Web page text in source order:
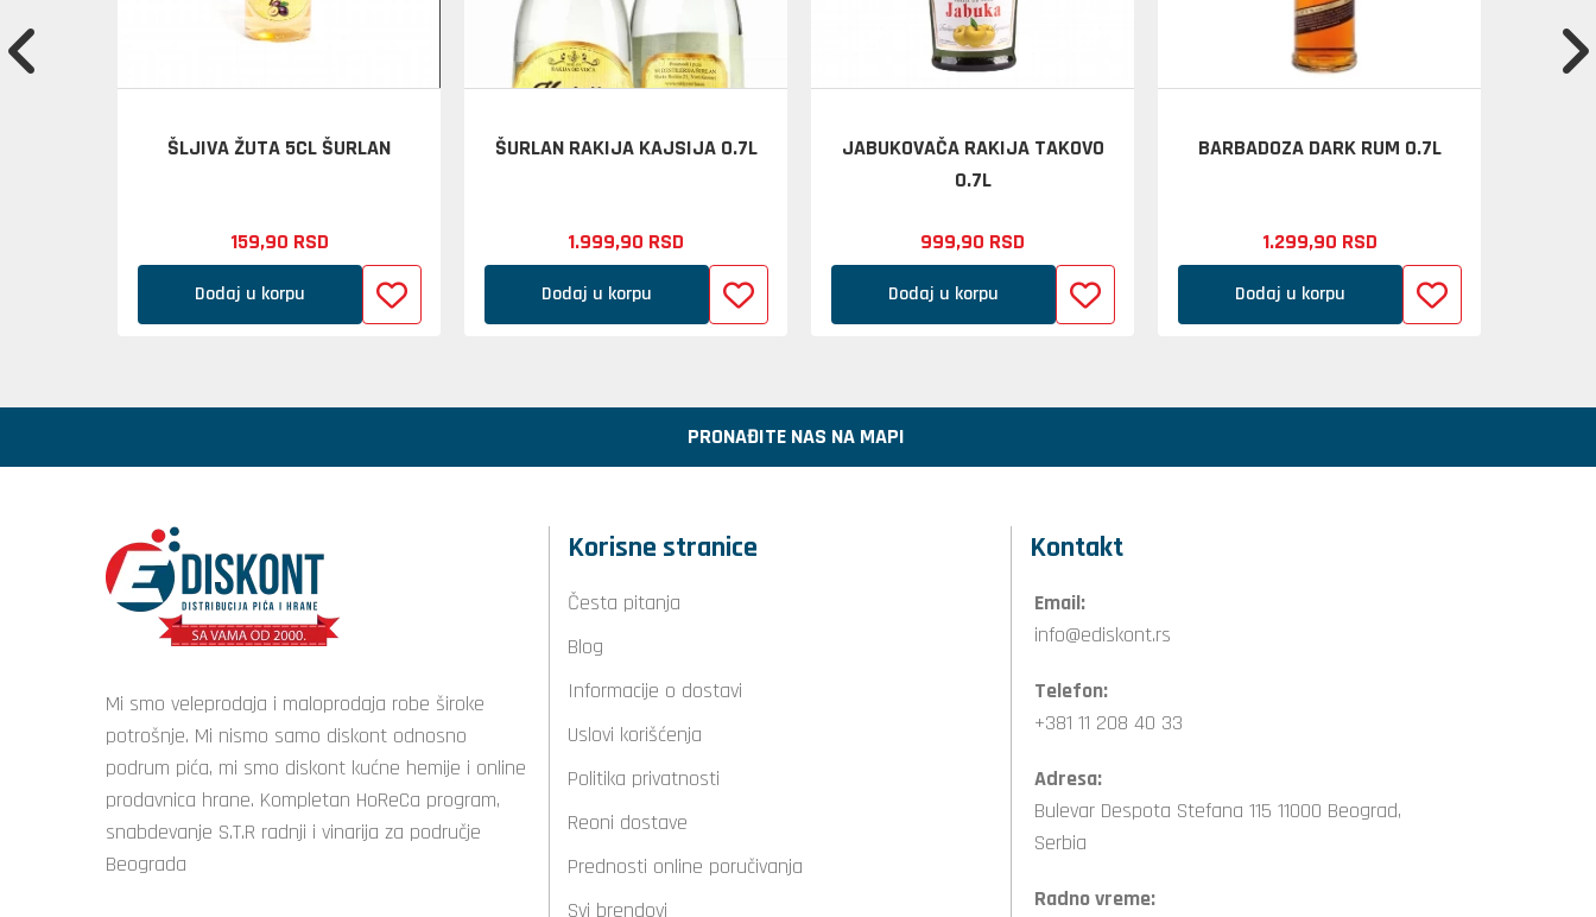
ŠLJIVA ŽUTA 5CL ŠURLAN
159,90 RSD
Dodaj u korpu
ŠURLAN RAKIJA KAJSIJA 0.7L
1.999,90 RSD
Dodaj u korpu
JABUKOVAČA RAKIJA TAKOVO
0.7L
999,90 RSD
Dodaj u korpu
BARBADOZA DARK RUM 0.7L
1.299,90 RSD
Dodaj u korpu
PRONAĐITE NAS NA MAPI
Mi smo veleprodaja i maloprodaja robe široke
potrošnje. Mi nismo samo diskont odnosno
podrum pića, mi smo diskont kućne hemije i online
prodavnica hrane. Kompletan HoReCa program,
snabdevanje S.T.R radnji i vinarija za područje
Beograda
Korisne stranice
Česta pitanja
Blog
Informacije o dostavi
Uslovi korišćenja
Politika privatnosti
Reoni dostave
Prednosti online poručivanja
Svi brendovi
Kontakt
Email:
info@ediskont.rs
Telefon:
+381 11 208 40 33
Adresa:
Bulevar Despota Stefana 115 11000 Beograd,
Serbia
Radno vreme: